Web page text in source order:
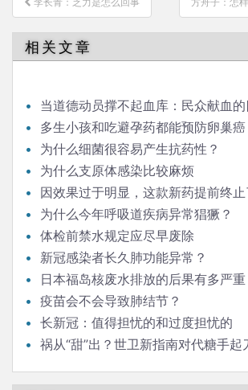
章
导
航
相关文章
当道德动员撑不起血库：民众献血
多生小孩和吃避孕药都能预防卵巢癌
为什么细菌很容易产生抗药性？
为什么支原体感染比较麻烦
因效果过于明显，这款新药提前终
为什么今年呼吸道疾病异常猖獗？
体检前禁水规定应尽早废除
新冠感染者长久肺功能异常？
日本福岛核废水排放的后果有多严重
疫苗会不会导致肺结节？
长新冠：值得担忧的和过度担忧的
祸从“甜”出？世卫新指南对代糖手起